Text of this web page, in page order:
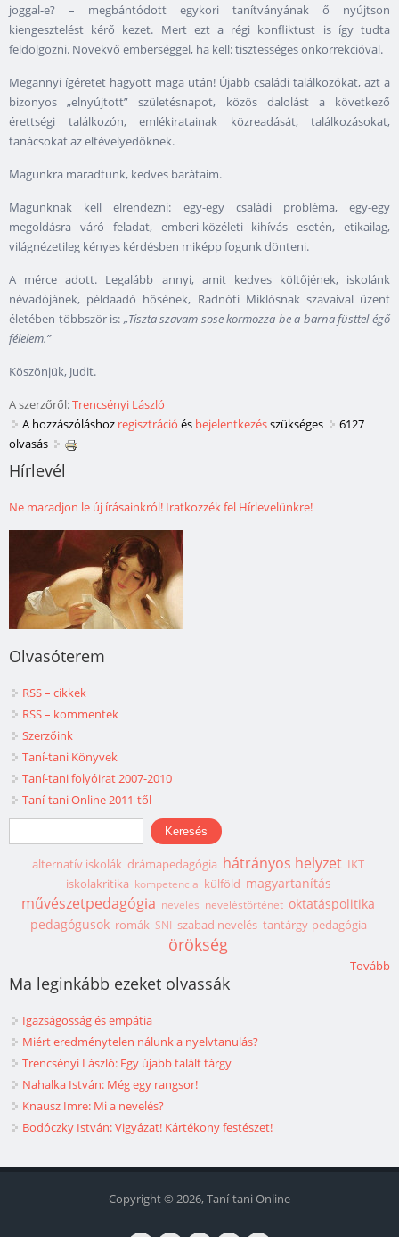
joggal-e? – megbántódott egykori tanítványának ő nyújtson
kiengesztelést kérő kezet. Mert ezt a régi konfliktust is így tudta
feldolgozni. Növekvő emberséggel, ha kell: tisztességes önkorrekcióval.
Megannyi ígéretet hagyott maga után! Újabb családi találkozókat, azt a
bizonyos „elnyújtott” születésnapot, közös dalolást a következő
érettségi találkozón, emlékiratainak közreadását, találkozásokat,
tanácsokat az eltévelyedőknek.
Magunkra maradtunk, kedves barátaim.
Magunknak kell elrendezni: egy-egy családi probléma, egy-egy
megoldásra váró feladat, emberi-közéleti kihívás esetén, etikailag,
világnézetileg kényes kérdésben miképp fogunk dönteni.
A mérce adott. Legalább annyi, amit kedves költőjének, iskolánk
névadójánek, példaadó hősének, Radnóti Miklósnak szavaival üzent
életében többször is: „Tiszta szavam sose kormozza be a barna füsttel égő
félelem.”
Köszönjük, Judit.
A szerzőről:Trencsényi László
A hozzászóláshoz regisztráció és bejelentkezésszükséges
6127
olvasás
Hírlevél
Ne maradjon le új írásainkról! Iratkozzék fel Hírlevelünkre!
Olvasóterem
RSS – cikkek
RSS – kommentek
Szerzőink
Taní-tani Könyvek
Taní-tani folyóirat 2007-2010
Taní-tani Online 2011-től
Keresés űrlap
Keresés
alternatív iskolák drámapedagógia hátrányos helyzet IKT
iskolakritika kompetencia külföld magyartanítás
művészetpedagógia nevelés neveléstörténet oktatáspolitika
pedagógusok romák SNI szabad nevelés tantárgy-pedagógia
örökség
Tovább
Ma leginkább ezeket olvassák
Igazságosság és empátia
Miért eredménytelen nálunk a nyelvtanulás?
Trencsényi László: Egy újabb talált tárgy
Nahalka István: Még egy rangsor!
Knausz Imre: Mi a nevelés?
Bodóczky István: Vigyázat! Kártékony festészet!
Copyright © 2026, Taní-tani Online